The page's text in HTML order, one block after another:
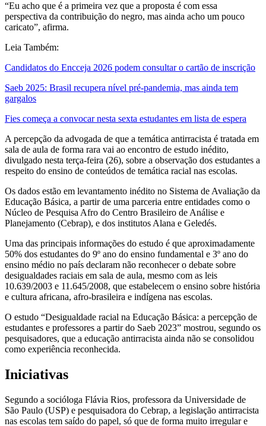
“Eu acho que é a primeira vez que a proposta é com essa
perspectiva da contribuição do negro, mas ainda acho um pouco
caricato”, afirma.
Leia Também:
Candidatos do Encceja 2026 podem consultar o cartão de inscrição
Saeb 2025: Brasil recupera nível pré-pandemia, mas ainda tem
gargalos
Fies começa a convocar nesta sexta estudantes em lista de espera
A percepção da advogada de que a temática antirracista é tratada em
sala de aula de forma rara vai ao encontro de estudo inédito,
divulgado nesta terça-feira (26), sobre a observação dos estudantes a
respeito do ensino de conteúdos de temática racial nas escolas.
Os dados estão em levantamento inédito no Sistema de Avaliação da
Educação Básica, a partir de uma parceria entre entidades como o
Núcleo de Pesquisa Afro do Centro Brasileiro de Análise e
Planejamento (Cebrap), e dos institutos Alana e Geledés.
Uma das principais informações do estudo é que aproximadamente
50% dos estudantes do 9º ano do ensino fundamental e 3º ano do
ensino médio no país declaram não reconhecer o debate sobre
desigualdades raciais em sala de aula, mesmo com as leis
10.639/2003 e 11.645/2008, que estabelecem o ensino sobre história
e cultura africana, afro-brasileira e indígena nas escolas.
O estudo “Desigualdade racial na Educação Básica: a percepção de
estudantes e professores a partir do Saeb 2023” mostrou, segundo os
pesquisadores, que a educação antirracista ainda não se consolidou
como experiência reconhecida.
Iniciativas
Segundo a socióloga Flávia Rios, professora da Universidade de
São Paulo (USP) e pesquisadora do Cebrap, a legislação antirracista
nas escolas tem saído do papel, só que de forma muito irregular e